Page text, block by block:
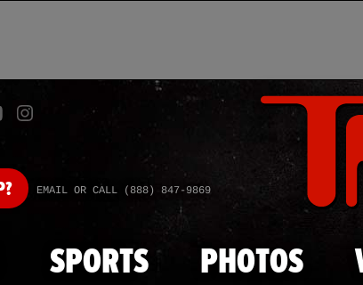
EMAIL OR CALL (888) 847-9869
SPORTS PHOTOS